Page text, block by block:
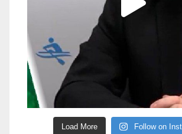
Load More Follow on